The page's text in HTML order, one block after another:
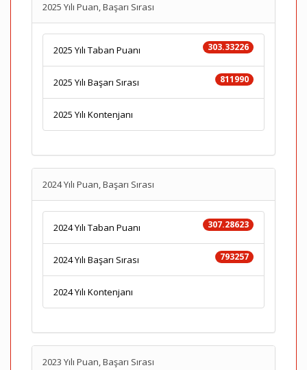
2025 Yılı Puan, Başarı Sırası
303.33226
2025 Yılı Taban Puanı
811990
2025 Yılı Başarı Sırası
2025 Yılı Kontenjanı
2024 Yılı Puan, Başarı Sırası
307.28623
2024 Yılı Taban Puanı
793257
2024 Yılı Başarı Sırası
2024 Yılı Kontenjanı
2023 Yılı Puan, Başarı Sırası